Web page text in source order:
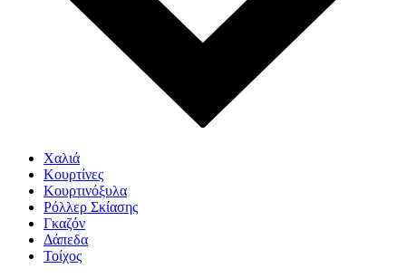
Χαλιά
Κουρτίνες
Κουρτινόξυλα
Ρόλλερ Σκίασης
Γκαζόν
Δάπεδα
Τοίχος